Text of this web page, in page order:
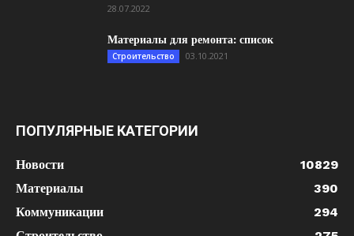
28.07.2022
Материалы для ремонта: список
Строительство 03.10.2021
ПОПУЛЯРНЫЕ КАТЕГОРИИ
Новости
10829
Материалы
390
Коммуникации
294